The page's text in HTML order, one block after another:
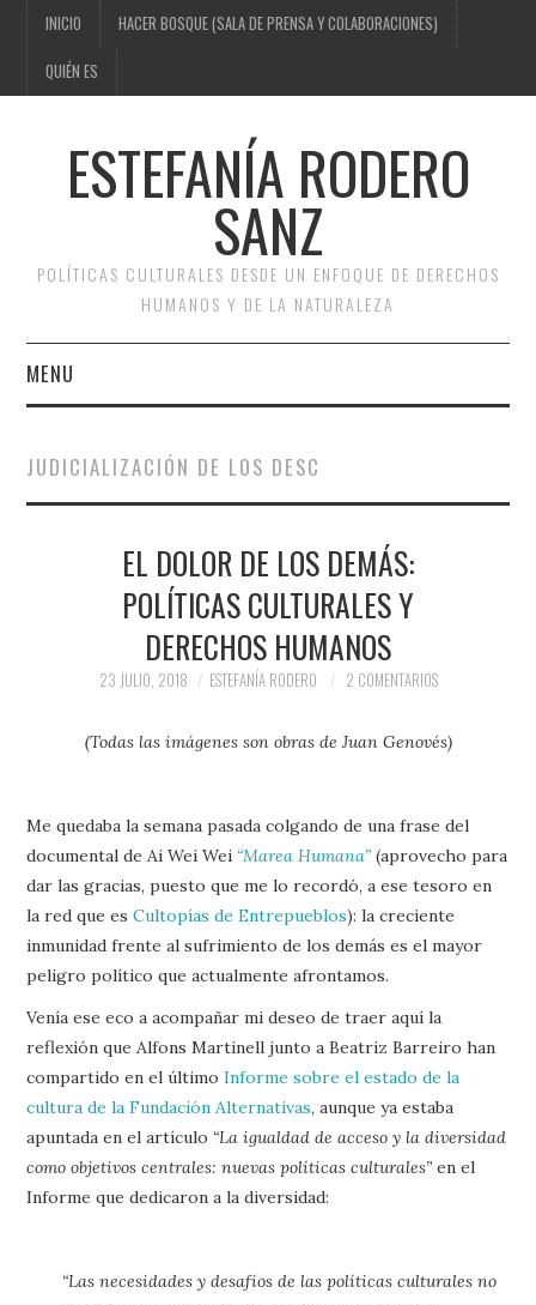
INICIO HACER BOSQUE (SALA DE PRENSA Y COLABORACIONES)
QUIÉN ES
ESTEFANÍA RODERO
SANZ
POLÍTICAS CULTURALES DESDE UN ENFOQUE DE DERECHOS
HUMANOS Y DE LA NATURALEZA
MENU
HACER BOSQUE (SALA DE
PRENSA Y
COLABORACIONES)
QUIÉN ES
JUDICIALIZACIÓN DE LOS DESC
EL DOLOR DE LOS DEMÁS:
POLÍTICAS CULTURALES Y
DERECHOS HUMANOS
23 JULIO, 2018 ESTEFANÍA RODERO 2 COMENTARIOS
(Todas las imágenes son obras de Juan Genovés)
Me quedaba la semana pasada colgando de una frase del
documental de Ai Wei Wei “Marea Humana” (aprovecho para
dar las gracias, puesto que me lo recordó, a ese tesoro en
la red que esCultopías de Entrepueblos): la creciente
inmunidad frente al sufrimiento de los demás es el mayor
peligro político que actualmente afrontamos.
Venía ese eco a acompañar mi deseo de traer aquí la
reflexión que Alfons Martinell junto a Beatriz Barreiro han
compartido en el últimoInforme sobre el estado de la
cultura de la Fundación Alternativas, aunque ya estaba
apuntada en el artículo “La igualdad de acceso y la diversidad
como objetivos centrales: nuevas políticas culturales” en el
Informe que dedicaron a la diversidad:
“Las necesidades y desafíos de las políticas culturales no